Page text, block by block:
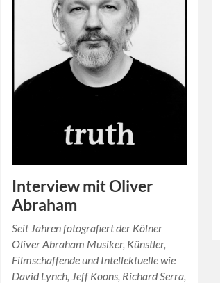
Interview mit Oliver
Abraham
Seit Jahren fotografiert der Kölner
Oliver Abraham Musiker, Künstler,
Filmschaffende und Intellektuelle wie
David Lynch, Jeff Koons, Richard Serra,